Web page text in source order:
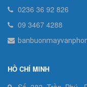
0236 36 92 826
09 3467 4288
HỒ CHÍ MINH